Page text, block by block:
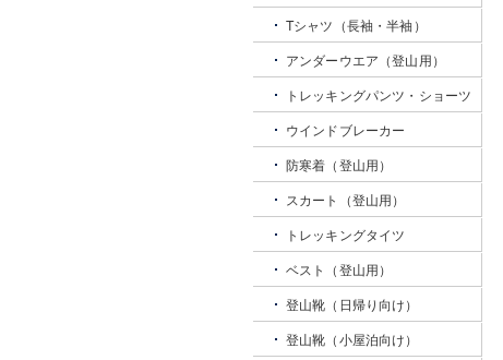
Tシャツ（長袖・半袖）
アンダーウエア（登山用）
トレッキングパンツ・ショーツ
ウインドブレーカー
防寒着（登山用）
スカート（登山用）
トレッキングタイツ
ベスト（登山用）
登山靴（日帰り向け）
登山靴（小屋泊向け）